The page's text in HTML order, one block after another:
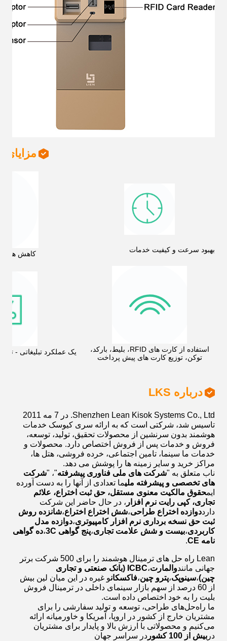
مزایای
بهبود سرعت و کیفیت خدمات
کاهش
استفاده از کارت های RFID، بلیط، بارکد،
توکن، توزیع کارت های پیش پرداخت
یک عملکرد تبلیغاتی -
درباره LKS
Shenzhen Lean Kisok Systems Co., Ltd. در 7 مه 2011
تاسیس شد، شرکتی است که به ارائه سری کیوسک خدمات
هوشمند بدون سرنشین از محصولات تحقیق، تولید، توسعه،
فروش و خدمات پس از فروش اختصاص دارد. محصولات و
خدمات ما سینما، تامین اجتماعی، خرده فروشی، هتل ها،
مراکز خرید و سایر زمینه ها را پوشش می دهد.
ناب متعلق به "شرکت های ملی فناوری پیشرفته"، "شرکت
های تخصصی و پیشرفته ملیما تعدادی از آنها را به دست آورده
ایمحقوق مالکیت معنوی مستقل، حق ثبت اختراع، علائم
تجاری، کپی رایت نرم افزار ، در حال حاضر این شرکت
دارددوازده اختراع طراحی،شش اختراع اختراع،شانزده روش
ثبت حق نسخه برداری نرم افزار کامپیوتری،دوازده مدل
کاربردی،بیست و شش علامت تجاری،پنج گواهی 3C ،ده گواهی
نامه CE
.
Lean راه حل های ترمینال هوشمند را برای 500 شرکت برتر
جهانی مانندوالمارت،
ICBC (بانک صنعتی و تجاری
چین)،سینوپک،پترو چین،فاکسکانو غیره در این میان لین بیش
از 60 درصد از سهم بازار سینمای داخلی در ترمینال فروش
بلیت را به خود اختصاص داده است.
ما راه‌حل‌های طراحی، توسعه و تولید سفارشی را برای
مشتریان خارج از کشور در اروپا، آمریکا و خاورمیانه ارائه
می‌کنیم و محصولاتی با ارزش بالا و پایدار برای مشتریان
در بیش از 100 کشور در سراسر جهان